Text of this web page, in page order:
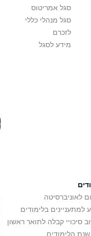
סגל אמריטוס
סגל מנהלי כללי
לזכרם
מידע לסגל
לאוניברסיטה
למתעניינים בלימודים
סיכויי קבלה לתואר ראשון
שנת הלימודים